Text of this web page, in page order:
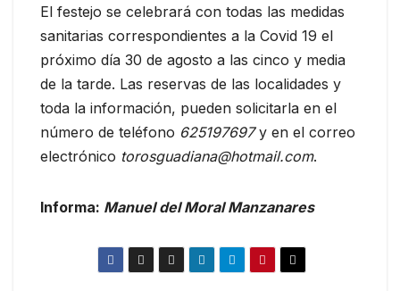
El festejo se celebrará con todas las medidas
sanitarias correspondientes a la Covid 19 el
próximo día 30 de agosto a las cinco y media
de la tarde. Las reservas de las localidades y
toda la información, pueden solicitarla en el
número de teléfono 625197697y en el correo
electrónico torosguadiana@hotmail.com.
Informa: Manuel del Moral Manzanares